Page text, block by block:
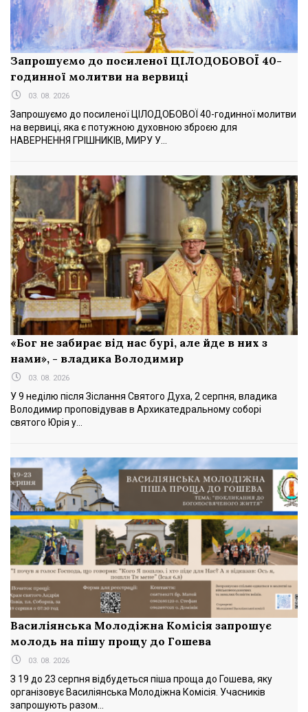
Запрошуємо до посиленої ЦІЛОДОБОВОЇ 40-
годинної молитви на вервиці
03. 08. 2026
Запрошуємо до посиленої ЦІЛОДОБОВОЇ 40-годинної молитви
на вервиці, яка є потужною духовною зброєю для
НАВЕРНЕННЯ ГРІШНИКІВ, МИРУ У...
«Бог не забирає від нас бурі, але йде в них з
нами», - владика Володимир
03. 08. 2026
У 9 неділю після Зіслання Святого Духа, 2 серпня, владика
Володимир проповідував в Архикатедральному соборі
святого Юрія у...
Василіянська Молодіжна Комісія запрошує
молодь на пішу прощу до Гошева
03. 08. 2026
З 19 до 23 серпня відбудеться піша проща до Гошева, яку
організовує Василіянська Молодіжна Комісія. Учасників
запрошують разом...